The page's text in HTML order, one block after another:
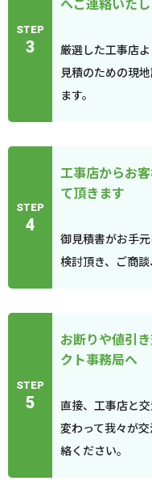
STEP
3
厳選した工事店
見積のための現
ます。
STEP
4
工事店からお
て頂きます
御見積書がお手
検討頂き、ご商談
STEP
5
お断りや値引
クト事務局へ
直接、工事店と
変わって我々が
絡ください。